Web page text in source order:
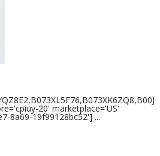
20' marketplace='US'
8a69-19f99128bc52'] ...